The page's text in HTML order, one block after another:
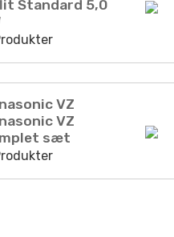
Standard 5,0
VZ
VZ
sæt